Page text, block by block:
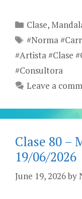
Categories
Clase,
Tags
#Norma
#Artista #Clase
#Consultora
Leave a
Clase 80 –
19/06/2026
June 19, 2026by